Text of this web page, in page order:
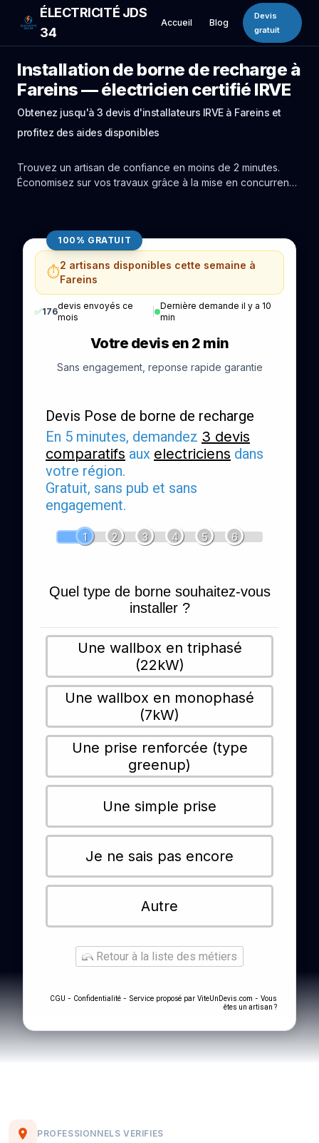
ÉLECTRICITÉ JDS
34
Accueil Blog
Devis
gratuit
Installation de borne de recharge à
Fareins — électricien certifié IRVE
Obtenez jusqu'à 3 devis d'installateurs IRVE à Fareins et
profitez des aides disponibles
Trouvez un artisan de confiance en moins de 2 minutes.
Économisez sur vos travaux grâce à la mise en concurrence
100% GRATUIT
⏱️2 artisans disponibles cette semaine à
Fareins
✅176
devis envoyés ce
mois
|
Dernière demande il y a 10
min
Votre devis en 2 min
Sans engagement, reponse rapide garantie
Devis Pose de borne de recharge
En 5 minutes, demandez 3 devis
comparatifs aux electriciens dans
votre région.
Gratuit, sans pub et sans
engagement.
1 2 3 4 5 6
Quel type de borne souhaitez-vous
installer ?
Une wallbox en triphasé
(22kW)
Une wallbox en monophasé
(7kW)
Une prise renforcée (type
greenup)
Une simple prise
Je ne sais pas encore
Autre
Retour à la liste des métiers
CGU - Confidentialité - Service proposé par ViteUnDevis.com - Vous
êtes un artisan ?
PROFESSIONNELS VERIFIES